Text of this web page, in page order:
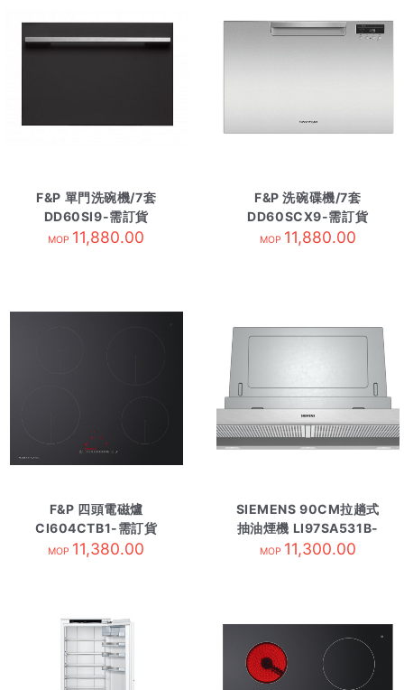
F&P 單門洗碗機/7套
DD60SI9-需訂貨
MOP 11,880.00
F&P 洗碗碟機/7套
DD60SCX9-需訂貨
MOP 11,880.00
F&P 四頭電磁爐
CI604CTB1-需訂貨
MOP 11,380.00
SIEMENS 90CM拉趟式
抽油煙機 LI97SA531B-
需訂貨
MOP 11,300.00